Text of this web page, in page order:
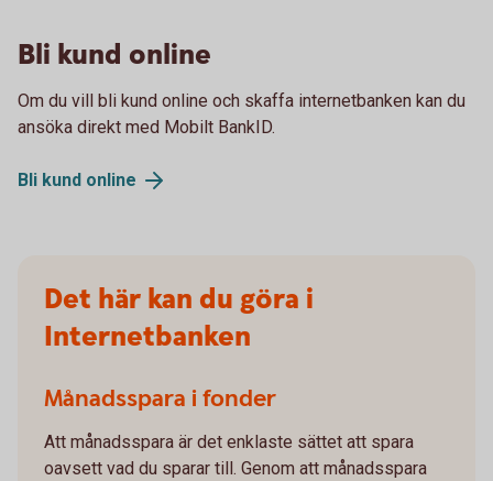
Bli kund online
Om du vill bli kund online och skaffa internetbanken kan du
ansöka direkt med Mobilt BankID.
Bli kund online
Det här kan du göra i
Internetbanken
Månadsspara i fonder
Att månadsspara är det enklaste sättet att spara
oavsett vad du sparar till. Genom att månadsspara